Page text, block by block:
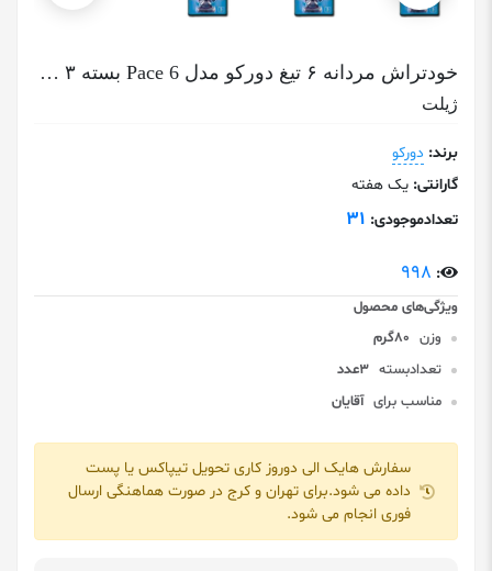
خودتراش مردانه ۶ تیغ دورکو مدل Pace 6 بسته ۳ عددی Dorco Pace 6Blade Pack Of 3
ژیلت
برند: دورکو
گارانتی: یک هفته
تعدادموجودی: 31
:
998
وزن 80گرم
تعدادبسته 3عدد
مناسب برای آقایان
سفارش هایک الی دوروز کاری تحویل تیپاکس یا پست
داده می شود.برای تهران و کرج در صورت هماهنگی ارسال
فوری انجام می شود.